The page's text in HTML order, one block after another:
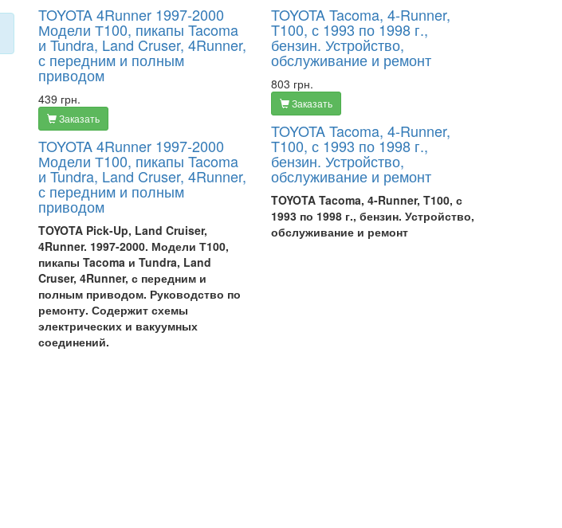
TOYOTA 4Runner 1997-2000
Модели Т100, пикапы Tacoma
и Tundra, Land Cruser, 4Runner,
с передним и полным
приводом
439 грн.
Заказать
TOYOTA 4Runner 1997-2000
Модели Т100, пикапы Tacoma
и Tundra, Land Cruser, 4Runner,
с передним и полным
приводом
TOYOTA Pick-Up, Land Cruiser,
4Runner. 1997-2000. Модели Т100,
пикапы Tacoma и Tundra, Land
Cruser, 4Runner, с передним и
полным приводом. Руководство по
ремонту. Содержит схемы
электрических и вакуумных
соединений.
TOYOTA Tacoma, 4-Runner,
T100, с 1993 по 1998 г.,
бензин. Устройство,
обслуживание и ремонт
803 грн.
Заказать
TOYOTA Tacoma, 4-Runner,
T100, с 1993 по 1998 г.,
бензин. Устройство,
обслуживание и ремонт
TOYOTA Tacoma, 4-Runner, T100, с
1993 по 1998 г., бензин. Устройство,
обслуживание и ремонт